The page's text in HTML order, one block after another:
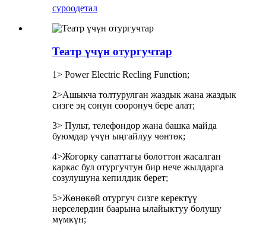
суроодетал
Театр үчүн отургучтар
1> Power Electric Recling Function;
2>Ашыкча толтурулган жаздык жана жаздык
сизге эң сонун сооронуч бере алат;
3> Пульт, телефондор жана башка майда
буюмдар үчүн ыңгайлуу чөнтөк;
4>Жогорку сапаттагы болоттон жасалган
каркас бул отургучтун бир нече жылдарга
созулушуна кепилдик берет;
5>Жөнөкөй отургуч сизге керектүү
нерселердин баарына ылайыктуу болушу
мүмкүн;